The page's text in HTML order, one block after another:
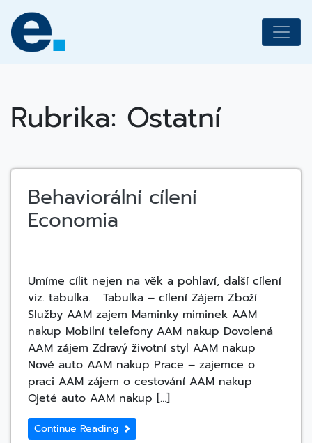
content
Rubrika: Ostatní
Behaviorální cílení
Economia
Umíme cílit nejen na věk a pohlaví, další cílení
viz. tabulka. Tabulka – cílení Zájem Zboží
Služby AAM zajem Maminky miminek AAM
nakup Mobilní telefony AAM nakup Dovolená
AAM zájem Zdravý životní styl AAM nakup
Nové auto AAM nakup Prace – zajemce o
praci AAM zájem o cestování AAM nakup
Ojeté auto AAM nakup […]
Continue Reading